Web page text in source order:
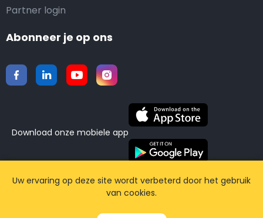
Partner login
Abonneer je op ons
Download onze mobiele app
©2015-2026 Airporttaxis.com.Alle rechten
voorbehouden | Powered byCodiCo.io
Uw ervaring op deze site wordt verbeterd door het gebruik
van cookies.